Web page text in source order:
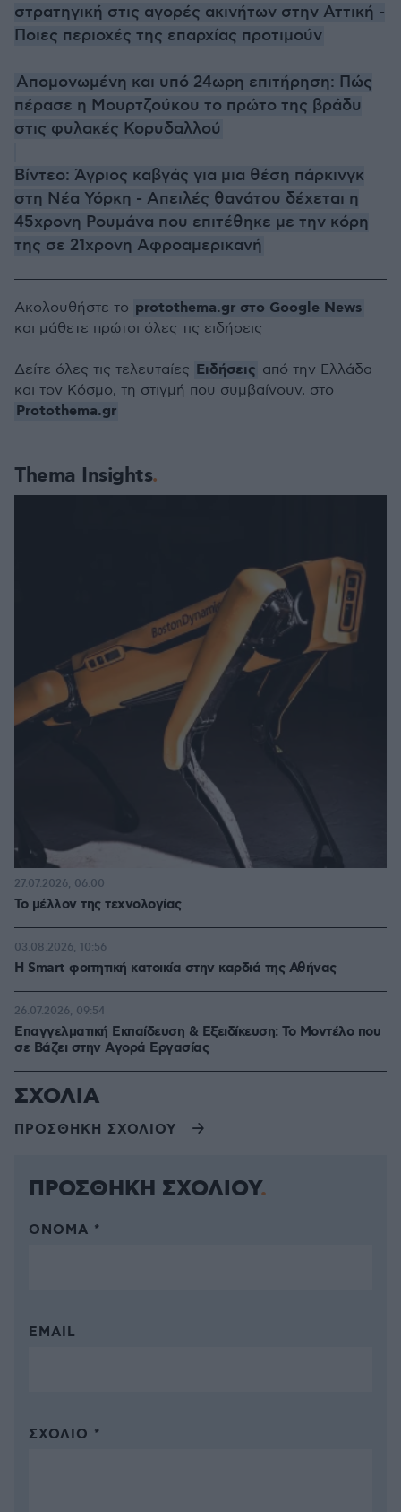
στρατηγική στις αγορές ακινήτων στην Αττική -
Ποιες περιοχές της επαρχίας προτιμούν
Απομονωμένη και υπό 24ωρη επιτήρηση: Πώς
πέρασε η Μουρτζούκου το πρώτο της βράδυ
στις φυλακές Κορυδαλλού
Βίντεο: Άγριος καβγάς για μια θέση πάρκινγκ
στη Νέα Υόρκη - Απειλές θανάτου δέχεται η
45χρονη Ρουμάνα που επιτέθηκε με την κόρη
της σε 21χρονη Αφροαμερικανή
Thema Insights
Το μέλλον της τεχνολογίας
27.07.2026, 06:00
Η Smart φοιτητική κατοικία στην καρδιά της Αθήνας
03.08.2026, 10:56
Επαγγελματική Εκπαίδευση & Εξειδίκευση: Το Mοντέλο που
σε Bάζει στην Aγορά Eργασίας
26.07.2026, 09:54
Ακολουθήστε το protothema.gr στο Google News
και μάθετε πρώτοι όλες τις ειδήσεις
Δείτε όλες τις τελευταίες Ειδήσεις από την Ελλάδα
και τον Κόσμο, τη στιγμή που συμβαίνουν, στο
Protothema.gr
ΣΧΟΛΙΑ
ΠΡΟΣΘΗΚΗ ΣΧΟΛΙΟΥ
ΠΡΟΣΘΗΚΗ ΣΧΟΛΙΟΥ
ΌΝΟΜΑ *
EMAIL
ΣΧΌΛΙΟ *